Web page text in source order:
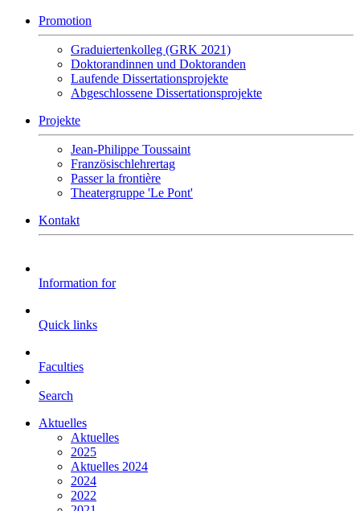
Promotion
Graduiertenkolleg (GRK 2021)
Doktorandinnen und Doktoranden
Laufende Dissertationsprojekte
Abgeschlossene Dissertationsprojekte
Projekte
Jean-Philippe Toussaint
Französischlehrertag
Passer la frontière
Theatergruppe 'Le Pont'
Kontakt
Information for
Quick links
Faculties
Search
Aktuelles
Aktuelles
2025
Aktuelles 2024
2024
2022